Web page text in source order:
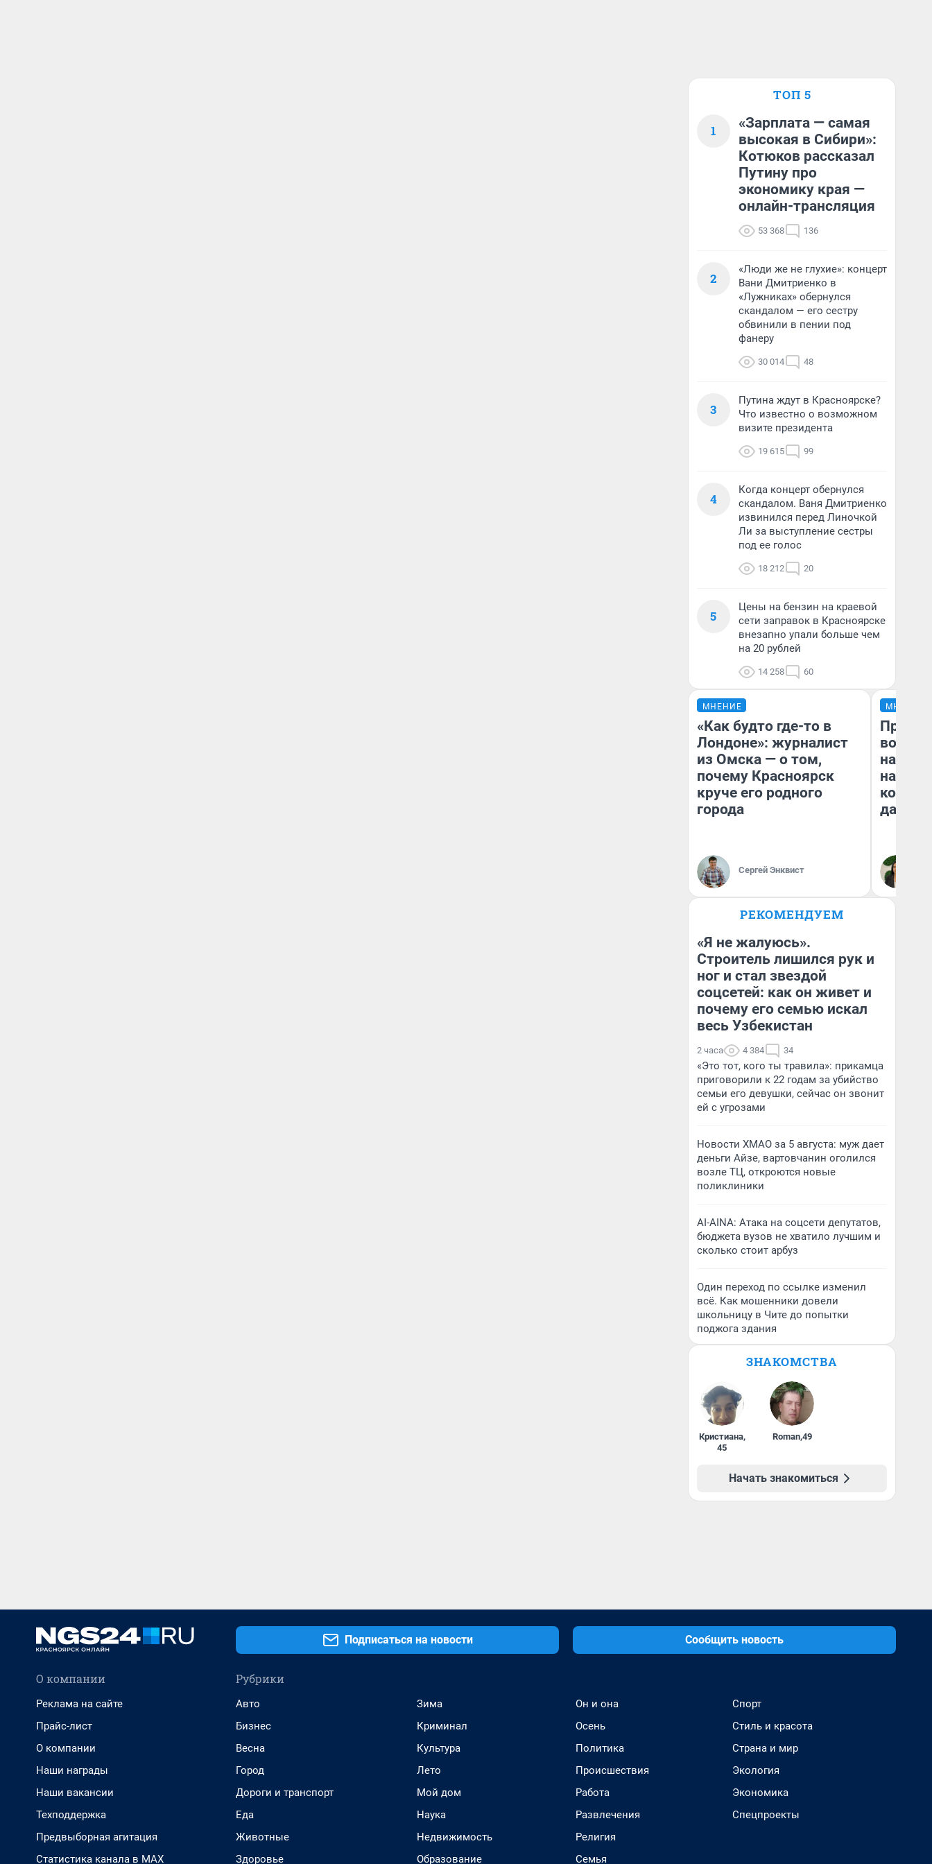
ТОП 5
1
«Зарплата — самая
высокая в Сибири»:
Котюков рассказал
Путину про
экономику края —
онлайн-трансляция
53 368 136
2
«Люди же не глухие»: концерт
Вани Дмитриенко в
«Лужниках» обернулся
скандалом — его сестру
обвинили в пении под
фанеру
30 014 48
3
Путина ждут в Красноярске?
Что известно о возможном
визите президента
19 615 99
4
Когда концерт обернулся
скандалом. Ваня Дмитриенко
извинился перед Линочкой
Ли за выступление сестры
под ее голос
18 212 20
5
Цены на бензин на краевой
сети заправок в Красноярске
внезапно упали больше чем
на 20 рублей
14 258 60
МНЕНИЕ
«Как будто где-то в
Лондоне»: журналист
из Омска — о том,
почему Красноярск
круче его родного
города
Сергей Энквист
МНЕНИЕ
нам
даже
РЕКОМЕНДУЕМ
«Я не жалуюсь».
Строитель лишился рук и
ног и стал звездой
соцсетей: как он живет и
почему его семью искал
весь Узбекистан
2 часа 4 384 34
«Это тот, кого ты травила»: прикамца
приговорили к 22 годам за убийство
семьи его девушки, сейчас он звонит
ей с угрозами
Новости ХМАО за 5 августа: муж дает
деньги Айзе, вартовчанин оголился
возле ТЦ, откроются новые
поликлиники
AI-AINA: Атака на соцсети депутатов,
бюджета вузов не хватило лучшим и
сколько стоит арбуз
Один переход по ссылке изменил
всё. Как мошенники довели
школьницу в Чите до попытки
поджога здания
ЗНАКОМСТВА
Кристиана,
45
Roman,49
Начать знакомиться
Подписаться на новости Сообщить новость
О компании
Реклама на сайте
Прайс-лист
О компании
Наши награды
Наши вакансии
Техподдержка
Предвыборная агитация
Статистика канала в MAX
Рубрики
Авто
Бизнес
Весна
Город
Дороги и транспорт
Еда
Животные
Здоровье
Зима
Криминал
Культура
Лето
Мой дом
Наука
Недвижимость
Образование
Он и она
Осень
Политика
Происшествия
Работа
Развлечения
Религия
Семья
Спорт
Стиль и красота
Страна и мир
Экология
Экономика
Спецпроекты